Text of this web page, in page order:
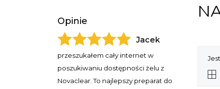
Opinie
Jacek
przeszukałem cały internet w
poszukiwaniu dostępności żelu z
Novaclear. To najlepszy preparat do